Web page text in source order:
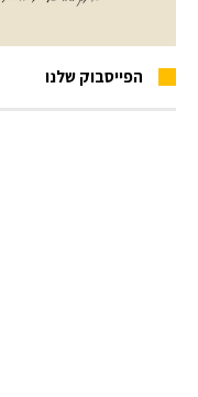
הפייסבוק שלנו